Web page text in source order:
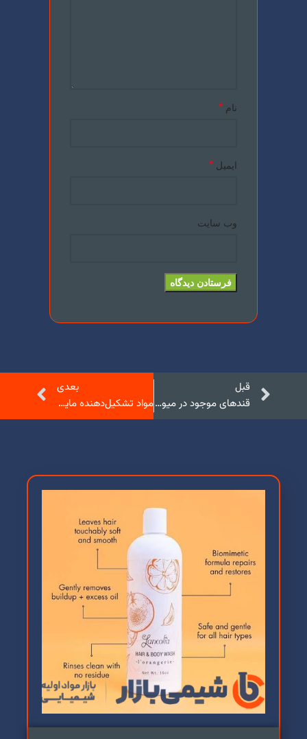
نام *
ایمیل *
وب‌ سایت
قبل
قندهای موجود در میوه‌ها
بعدی
مواد تشکیل‌دهنده مایع ظرفشویی و نقش آن‌ها